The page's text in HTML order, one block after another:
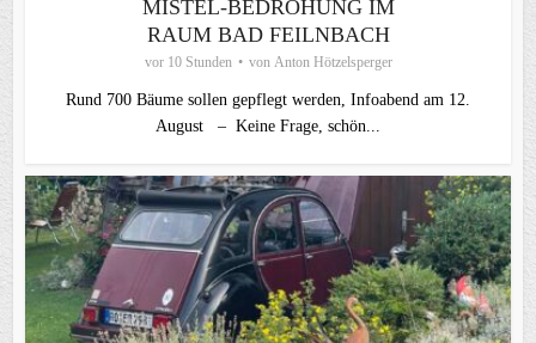
MISTEL-BEDROHUNG IM
RAUM BAD FEILNBACH
vor 10 Stunden von Anton Hötzelsperger
Rund 700 Bäume sollen gepflegt werden, Infoabend am 12.
August – Keine Frage, schön...